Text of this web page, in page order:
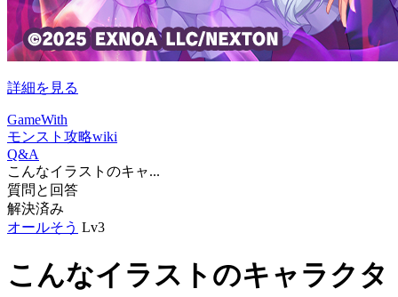
詳細を見る
GameWith
モンスト攻略wiki
Q&A
こんなイラストのキャ...
質問と回答
解決済み
オールそう Lv3
こんなイラストのキャラクタ